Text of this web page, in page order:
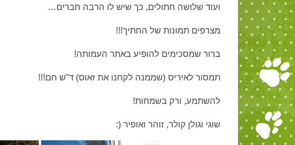
ועוד שלושה חתולים, כך שיש לו הרבה חברים…
מצרפים תמונות של החתיך!!!
ברור שמסכימים להופיע באתר העמותה!
תמסור לאיריס (שממנה לקחנו את זאוס) ד"ש חם!!!
להשתמע, ורק בשמחות!
שוגי וגולן קולר, זוהר ואופיר (: